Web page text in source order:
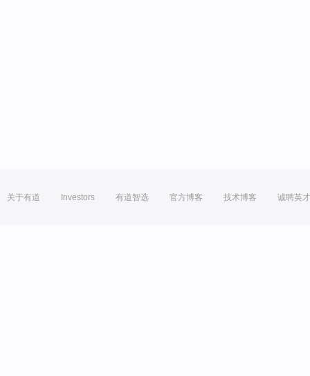
关于有道 Investors 有道智选 官方博客 技术博客 诚聘英才